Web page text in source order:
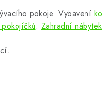
pokoje. Vybavení
. Zahradní nábytek